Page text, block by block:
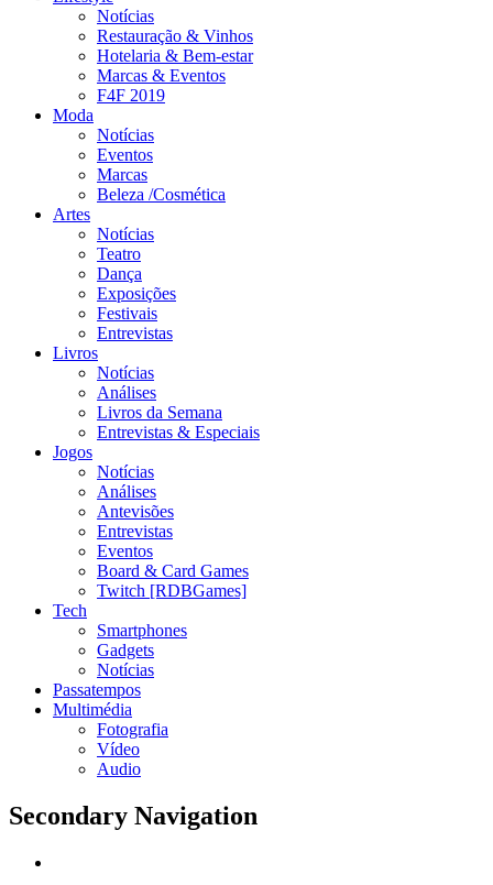
Notícias
Restauração & Vinhos
Hotelaria & Bem-estar
Marcas & Eventos
F4F 2019
Moda
Notícias
Eventos
Marcas
Beleza /Cosmética
Artes
Notícias
Teatro
Dança
Exposições
Festivais
Entrevistas
Livros
Notícias
Análises
Livros da Semana
Entrevistas & Especiais
Jogos
Notícias
Análises
Antevisões
Entrevistas
Eventos
Board & Card Games
Twitch [RDBGames]
Tech
Smartphones
Gadgets
Notícias
Passatempos
Multimédia
Fotografia
Vídeo
Audio
Secondary Navigation